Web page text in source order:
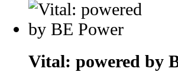
Vital: powered by